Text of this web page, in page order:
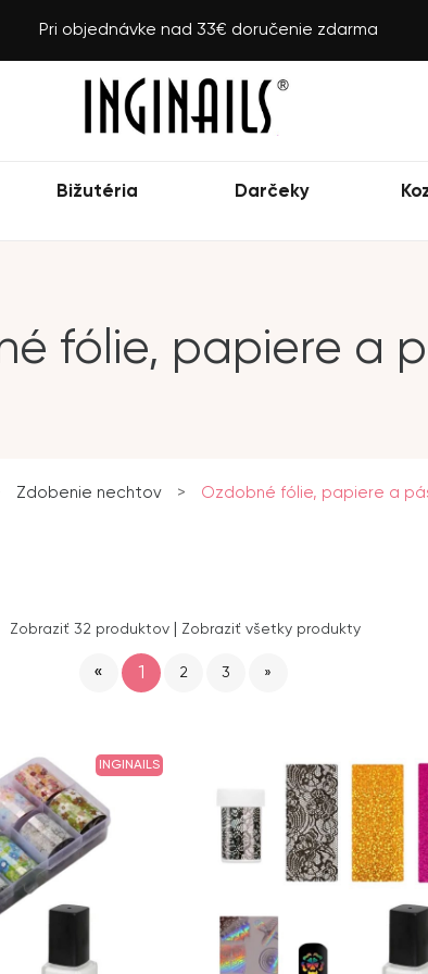
Pri objednávke nad 33€ doručenie zdarma
Bižutéria Darčeky
fólie, papiere a
Zdobenie nechtov > Ozdobné fólie, papiere a
Zobraziť 32 produktov| Zobraziť všetky produkty
« 1 2 3 »
INGINAILS